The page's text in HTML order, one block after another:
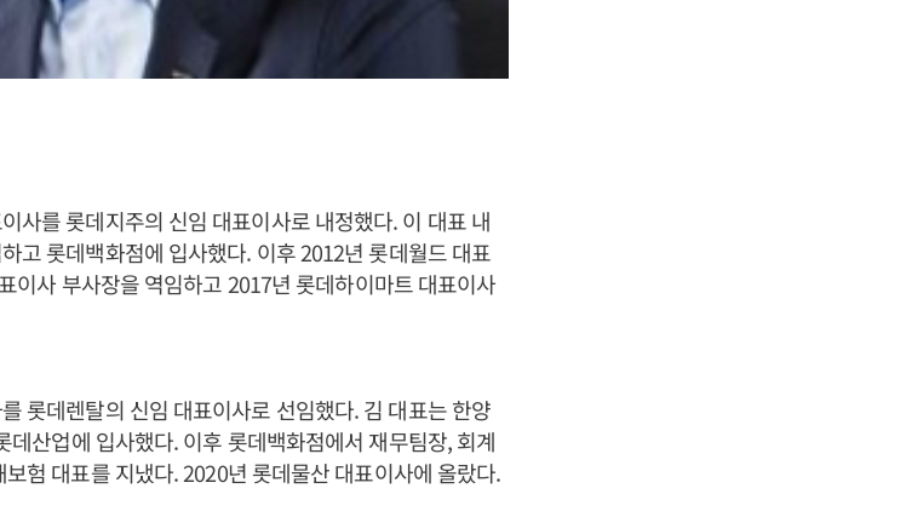
사를 롯데지주의 신임 대표이사로 내정했다. 이 대표 내
고 롯데백화점에 입사했다. 이후 2012년 롯데월드 대표
이사 부사장을 역임하고 2017년 롯데하이마트 대표이사
롯데렌탈의 신임 대표이사로 선임했다. 김 대표는 한양
산업에 입사했다. 이후 롯데백화점에서 재무팀장, 회계
험 대표를 지냈다. 2020년 롯데물산 대표이사에 올랐다.